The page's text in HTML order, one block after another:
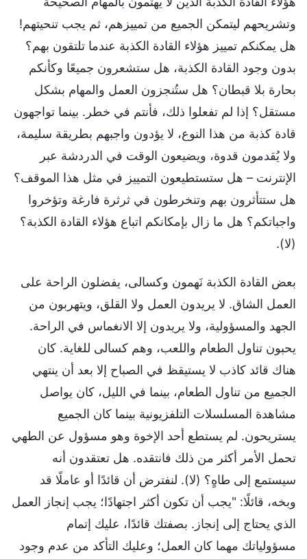
وتشريحهم ليتمكن الجميع من تمييزهم، ثم يجب تنحيتهم!
هل يمكنكم تمييز هؤلاء القادة الكذبة عندما تلتقون بهم؟
بدون وجود القادة الكذبة، هل ستشعرون جميعًا وكأنكم
بحارة بلا قبطان؟ هل ستُنجزون العمل والمهام بشكل
مستقل؟ إذا لم تفعلوا ذلك، فأنتم في خطر. بينما تواجهون
قادة كذبة من هذا النوع، لا يؤدون واجبهم بطريقة سليمة،
ولا يُقدمون قدوة، ويضيعون الوقت في الدردشة عبر
الإنترنت – هل ستستطيعون التمييز في مثل هذا الموقف؟
هل ستتأثرون بهم وتنخرطون في ثرثرة فارغة وتؤخروا
واجباتكم؟ هل ما زال بإمكانكم اتباع هؤلاء القادة الكذبة؟
(لا).
بعض القادة الكذبة نَهمون وكسالى، يفضلون الراحة على
العمل الشاق. لا يريدون العمل ولا القلق، ويتهربون من
الجهد والمسؤولية، ولا يريدون إلا الانغماس في الراحة.
يحبون تناول الطعام واللعب، وهم كسالى للغاية. كان
هناك قائد كاذب لا يستيقظ في الصباح إلا بعد أن ينتهي
الجميع من تناول الطعام، بينما في الليل، كان يواصل
مشاهدة المسلسلات التلفزيونية بينما كان الجميع
يستريحون. لم يستطع أحد الإخوة وهو مسؤول عن الطهي
تحمل الأمر أكثر من ذلك فانتقده. هل تعتقدون أنه
سيستمع إلى طاهٍ؟ (لا). لنفترض أن قائدًا أو عاملًا قد
وبخه، قائلًا: "يجب أن تكون أكثر اجتهادًا؛ يجب إنجاز العمل
الذي يحتاج إلى إنجاز. بصفتك قائدًا، عليك إتمام
مسؤولياتك مهما كان العمل؛ وعليك التأكد من عدم وجود